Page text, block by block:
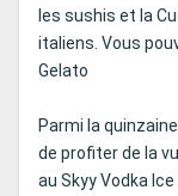
les sushis et la
italiens. Vous
Gelato
Parmi la
de profiter de la
au Skyy Vodka